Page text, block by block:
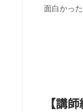
面白かっ
【講師